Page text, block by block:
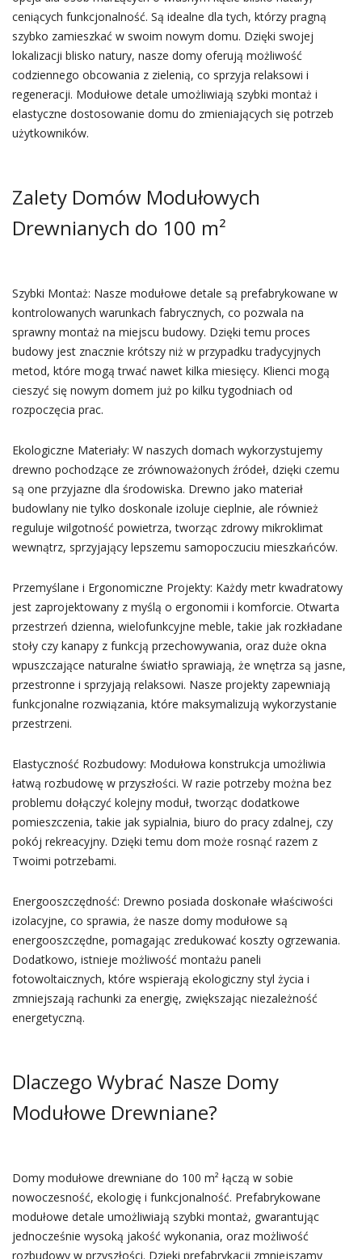
ceniących funkcjonalność. Są idealne dla tych, którzy pragną
szybko zamieszkać w swoim nowym domu. Dzięki swojej
lokalizacji blisko natury, nasze domy oferują możliwość
codziennego obcowania z zielenią, co sprzyja relaksowi i
regeneracji. Modułowe detale umożliwiają szybki montaż i
elastyczne dostosowanie domu do zmieniających się potrzeb
użytkowników.
Zalety Domów Modułowych
Drewnianych do 100 m²
Szybki Montaż: Nasze modułowe detale są prefabrykowane w
kontrolowanych warunkach fabrycznych, co pozwala na
sprawny montaż na miejscu budowy. Dzięki temu proces
budowy jest znacznie krótszy niż w przypadku tradycyjnych
metod, które mogą trwać nawet kilka miesięcy. Klienci mogą
cieszyć się nowym domem już po kilku tygodniach od
rozpoczęcia prac.
Ekologiczne Materiały: W naszych domach wykorzystujemy
drewno pochodzące ze zrównoważonych źródeł, dzięki czemu
są one przyjazne dla środowiska. Drewno jako materiał
budowlany nie tylko doskonale izoluje cieplnie, ale również
reguluje wilgotność powietrza, tworząc zdrowy mikroklimat
wewnątrz, sprzyjający lepszemu samopoczuciu mieszkańców.
Przemyślane i Ergonomiczne Projekty: Każdy metr kwadratowy
jest zaprojektowany z myślą o ergonomii i komforcie. Otwarta
przestrzeń dzienna, wielofunkcyjne meble, takie jak rozkładane
stoły czy kanapy z funkcją przechowywania, oraz duże okna
wpuszczające naturalne światło sprawiają, że wnętrza są jasne,
przestronne i sprzyjają relaksowi. Nasze projekty zapewniają
funkcjonalne rozwiązania, które maksymalizują wykorzystanie
przestrzeni.
Elastyczność Rozbudowy: Modułowa konstrukcja umożliwia
łatwą rozbudowę w przyszłości. W razie potrzeby można bez
problemu dołączyć kolejny moduł, tworząc dodatkowe
pomieszczenia, takie jak sypialnia, biuro do pracy zdalnej, czy
pokój rekreacyjny. Dzięki temu dom może rosnąć razem z
Twoimi potrzebami.
Energooszczędność: Drewno posiada doskonałe właściwości
izolacyjne, co sprawia, że nasze domy modułowe są
energooszczędne, pomagając zredukować koszty ogrzewania.
Dodatkowo, istnieje możliwość montażu paneli
fotowoltaicznych, które wspierają ekologiczny styl życia i
zmniejszają rachunki za energię, zwiększając niezależność
energetyczną.
Dlaczego Wybrać Nasze Domy
Modułowe Drewniane?
Domy modułowe drewniane do 100 m² łączą w sobie
nowoczesność, ekologię i funkcjonalność. Prefabrykowane
modułowe detale umożliwiają szybki montaż, gwarantując
jednocześnie wysoką jakość wykonania, oraz możliwość
rozbudowy w przyszłości. Dzięki prefabrykacji zmniejszamy